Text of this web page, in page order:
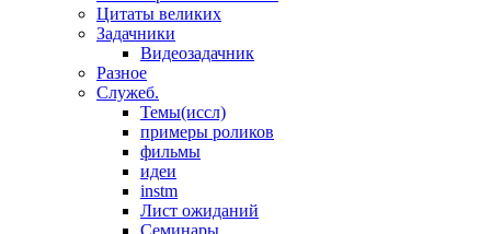
Цитаты великих
Задачники
Видеозадачник
Разное
Служеб.
Темы(иссл)
примеры роликов
фильмы
идеи
instm
Лист ожиданий
Семинары